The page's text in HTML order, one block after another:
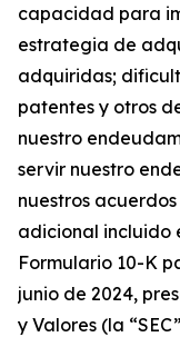
capacidad para
estrategia de
adquiridas;
patentes y otros
nuestro
servir nuestro
nuestros
adicional incluido
Formulario 10-K
junio de 2024,
y Valores (la